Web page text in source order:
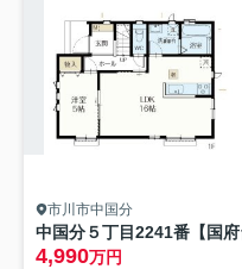
市川市中国分
中国分５丁目2241番【国府
4,990万円